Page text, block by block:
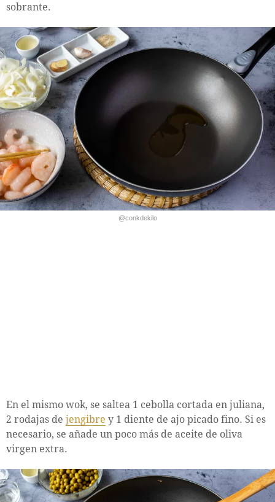
sobrante.
@conkdekilo
En el mismo wok, se saltea 1 cebolla cortada en juliana,
2 rodajas de jengibre y 1 diente de ajo picado fino. Si es
necesario, se añade un poco más de aceite de oliva
virgen extra.